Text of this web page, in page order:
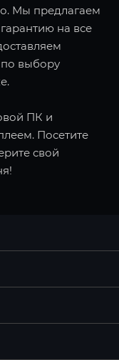
Мы предлагаем
на все
выбору
ПК и
Посетите
свой